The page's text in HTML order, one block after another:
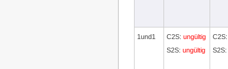
1und1 C2S: ungültig
S2S: ungültig
C2S:
S2S: